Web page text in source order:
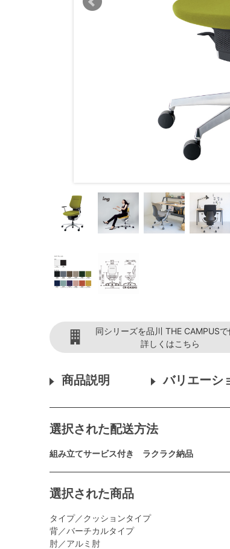
同シリーズを品川 THE CAMPUSで
詳しくはこちら
商品説明 バリエーシ
選択された配送方法
組み立てサービス付き ラクラク納品
選択された商品
タイプ／クッションタイプ
背／バーチカルタイプ
肘／アルミ肘